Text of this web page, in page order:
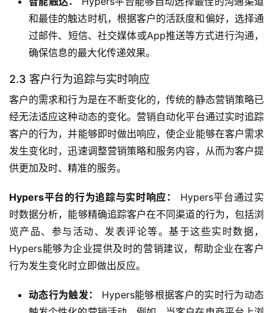
和最佳的触达时机，根据客户的活跃度和偏好，选择通
过邮件、短信、社交媒体或App推送等方式进行沟通，
确保信息的最大化传递效果。
2.3 客户行为追踪与实时响应
客户的需求和行为是在不断变化的，传统的静态营销策略已
经无法适应这种动态的变化。营销自动化平台通过实时追踪
客户的行为，并能够即时做出响应，使企业能够在客户需求
发生变化时，迅速调整营销策略和服务内容，从而为客户提
供更加及时、精准的服务。
Hypers平台的行为追踪与实时响应：
Hypers平台通过实
时数据分析，能够精确追踪客户在不同渠道的行为，包括浏
览产品、参与活动、发表评论等。基于这些实时数据，
Hypers能够为企业提供及时的营销建议，帮助企业在客户
行为发生变化时立即做出反应。
动态行为触发：
Hypers能够根据客户的实时行为动态